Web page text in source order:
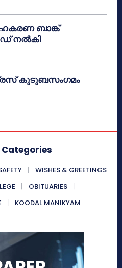
ബാങ്ക്
നൽകി
കുടുബസംഗമം
WISHES & GREETINGS
OBITUARIES
KOODAL MANIKYAM